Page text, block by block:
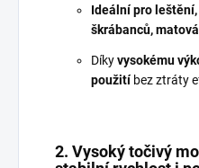
Ideální pro
škrábanců,
Díkyvysokému
použití bez ztráty
2. Vysoký točivý